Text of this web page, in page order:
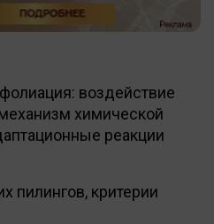
воздействие
химической
реакции
пилингов, критерии